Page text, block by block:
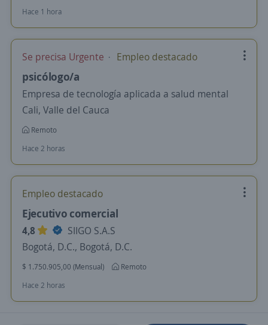
Hace 1 hora
Se precisa Urgente Empleo destacado
psicólogo/a
Empresa de tecnología aplicada a salud mental
Cali, Valle del Cauca
Remoto
Hace 2 horas
Empleo destacado
Ejecutivo comercial
4,8
SIIGO S.A.S
Bogotá, D.C., Bogotá, D.C.
$ 1.750.905,00 (Mensual)
Remoto
Hace 2 horas